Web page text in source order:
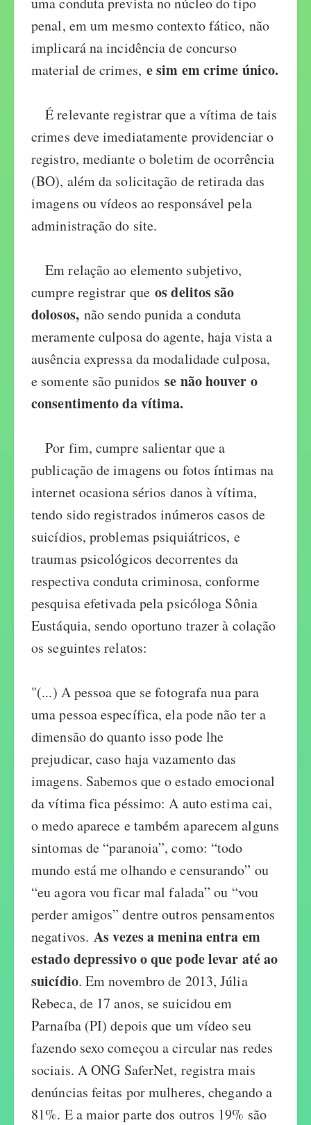
penal, em um mesmo contexto fático, não
implicará na incidência de concurso
material de crimes,e sim em crime único.
É relevante registrar que a vítima de tais
crimes deve imediatamente providenciar o
registro, mediante o boletim de ocorrência
(BO), além da solicitação de retirada das
imagens ou vídeos ao responsável pela
administração do site.
Em relação ao elemento subjetivo,
cumpre registrar queos delitos são
dolosos, não sendo punida a conduta
meramente culposa do agente, haja vista a
ausência expressa da modalidade culposa,
e somente são punidosse não houver o
consentimento da vítima.
Por fim, cumpre salientar que a
publicação de imagens ou fotos íntimas na
internet ocasiona sérios danos à vítima,
tendo sido registrados inúmeros casos de
suicídios, problemas psiquiátricos, e
traumas psicológicos decorrentes da
respectiva conduta criminosa, conforme
pesquisa efetivada pela psicóloga Sônia
Eustáquia, sendo oportuno trazer à colação
os seguintes relatos:
"(...) A pessoa que se fotografa nua para
uma pessoa específica, ela pode não ter a
dimensão do quanto isso pode lhe
prejudicar, caso haja vazamento das
imagens. Sabemos que o estado emocional
da vítima fica péssimo: A auto estima cai,
o medo aparece e também aparecem alguns
sintomas de “paranoia”, como: “todo
mundo está me olhando e censurando” ou
“eu agora vou ficar mal falada” ou “vou
perder amigos” dentre outros pensamentos
negativos. As vezes a menina entra em
estado depressivo o que pode levar até ao
suicídio. Em novembro de 2013, Júlia
Rebeca, de 17 anos, se suicidou em
Parnaíba (PI) depois que um vídeo seu
fazendo sexo começou a circular nas redes
sociais. A ONG SaferNet, registra mais
denúncias feitas por mulheres, chegando a
81%. E a maior parte dos outros 19% são